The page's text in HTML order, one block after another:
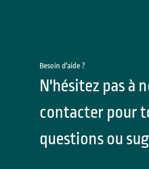
Besoin d'aide ?
N'hésitez pas à
contacter pour
questions ou